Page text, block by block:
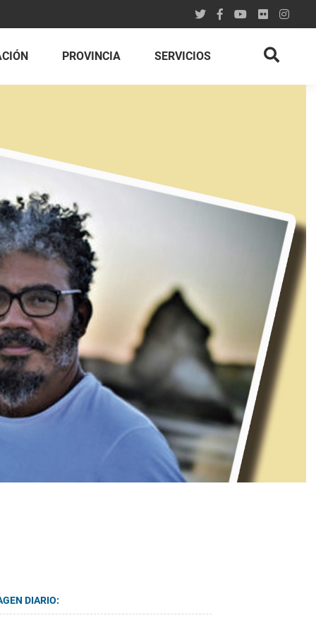
PROVINCIA SERVICIOS
DIARIO: